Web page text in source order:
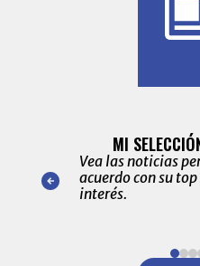
nuestro
para
MI
Vea las noticias
acuerdo con su
interés.